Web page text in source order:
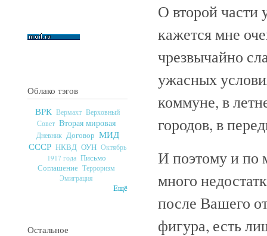
Облако тэгов
ВРК Вермахт Верховный
Совет Вторая мировая
Дневник Договор МИД
СССР НКВД ОУН Октябрь
1917 года Письмо
Соглашение Терроризм
Эмиграция
Ещё
Остальное
О второй части
кажется мне
чрезвычайно
ужасных
коммуне, в
городов, в
И поэтому и по
много
после Вашего
фигура, есть